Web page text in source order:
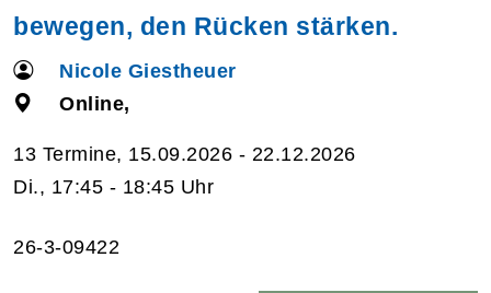
bewegen, den Rücken stärken.
Nicole Giestheuer
Online,
13 Termine, 15.09.2026 - 22.12.2026
Di., 17:45 - 18:45 Uhr
26-3-09422